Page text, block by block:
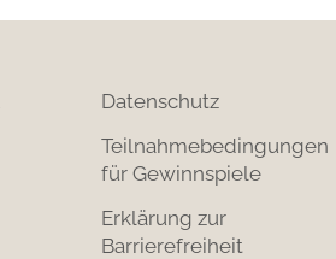
Datenschutz
Teilnahmebedingungen
für Gewinnspiele
Erklärung zur
Barrierefreiheit